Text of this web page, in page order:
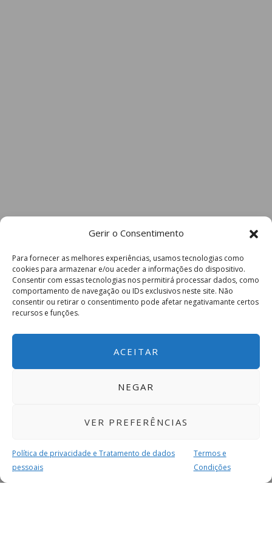
Gerir o Consentimento
Para fornecer as melhores experiências, usamos tecnologias como
cookies para armazenar e/ou aceder a informações do dispositivo.
Consentir com essas tecnologias nos permitirá processar dados, como
comportamento de navegação ou IDs exclusivos neste site. Não
consentir ou retirar o consentimento pode afetar negativamante certos
recursos e funções.
ACEITAR
NEGAR
VER PREFERÊNCIAS
Política de privacidade e Tratamento de dados
pessoais
Termos e
Condições